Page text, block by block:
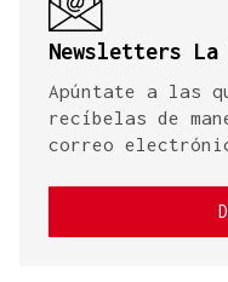
Newsletters La
Apúntate a las
recíbelas de
correo